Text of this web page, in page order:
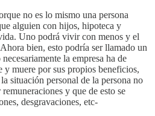
no es lo mismo una persona
alguien con hijos, hipoteca y
Uno podrá vivir con menos y el
bien, esto podría ser llamado un
la empresa ha de
y muere por sus propios beneficios,
situación personal de la persona no
y que de esto se
desgravaciones, etc-